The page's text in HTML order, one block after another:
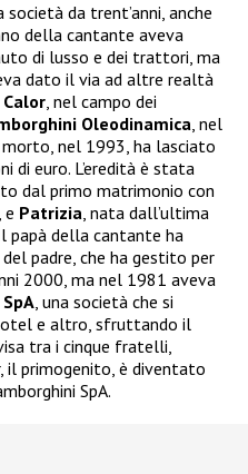
da trent’anni, anche
della cantante aveva
di lusso e dei trattori, ma
dato il via ad altre realtà
, nel campo dei
Oleodinamica, nel
morto, nel 1993, ha lasciato
di euro. L’eredità è stata
dal primo matrimonio con
e Patrizia, nata dall’ultima
papà della cantante ha
padre, che ha gestito per
2000, ma nel 1981 aveva
, una società che si
e altro, sfruttando il
tra i cinque fratelli,
il primogenito, è diventato
SpA.